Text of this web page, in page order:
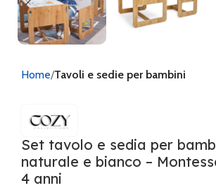
Home Tavoli e sedie per bambini
Set tavolo e sedia per
naturale e bianco –
4 anni